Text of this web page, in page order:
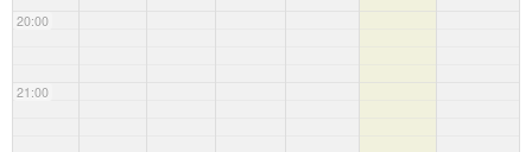
20:00
21:00